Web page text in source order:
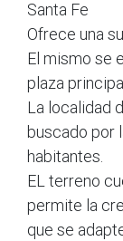
Santa Fe
Ofrece una
El mismo se
plaza
La localidad
buscado por
habitantes.
EL terreno
permite la
que se